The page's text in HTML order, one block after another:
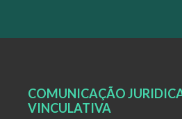
COMUNICAÇÃO
VINCULATIVA